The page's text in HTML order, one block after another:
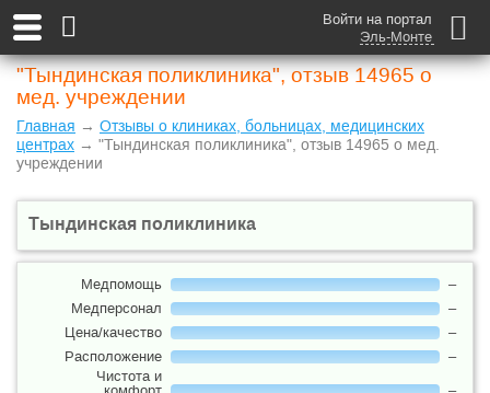
Войти на портал
Эль-Монте
"Тындинская поликлиника", отзыв 14965 о
мед. учреждении
Главная → Отзывы о клиниках, больницах, медицинских
центрах → "Тындинская поликлиника", отзыв 14965 о мед.
учреждении
Тындинская поликлиника
Медпомощь
–
Медперсонал
–
Цена/качество
–
Расположение
–
Чистота и